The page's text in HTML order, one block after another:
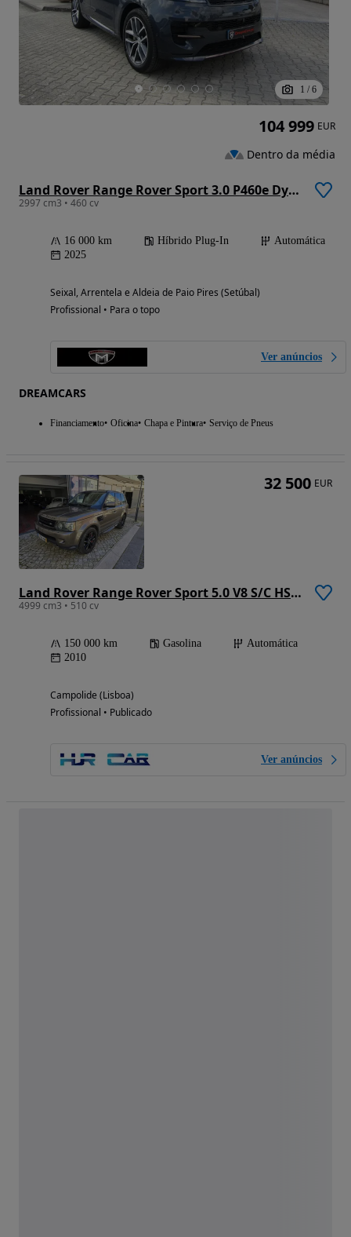
1 / 6
Land Rover Range Rover Sport 3.0 P460e Dynamic SE
2997 cm3 • 460 cv
16 000 km Híbrido Plug-In
Automática
2025
Seixal, Arrentela e Aldeia de Paio Pires (Setúbal)
Profissional • Para o topo
Ver anúncios
DREAMCARS
Financiamento Oficina Chapa e Pintura Serviço de Pneus
104 999 EUR
Dentro da média
Land Rover Range Rover Sport 5.0 V8 S/C HSE Dynamic
4999 cm3 • 510 cv
150 000 km Gasolina
Automática
2010
Campolide (Lisboa)
Profissional • Publicado
Ver anúncios
32 500 EUR